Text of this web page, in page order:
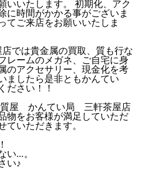
いいたします。 初期化、アク
に時間がかかる事がございま
てご来店をお願いいたしま
では貴金属の買取、質も行な
レームのメガネ、ご自宅に身
のアクセサリー、現金化を考
ましたら是非ともかんてい
さい！！
質屋 かんてい局 三軒茶屋店
物をお客様が満足していただ
いただきます。
い…。
い♪